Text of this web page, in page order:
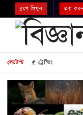
লেটেস্ট ট্রেন্ডিং
ব্লগে লিখুন প্রশ্ন